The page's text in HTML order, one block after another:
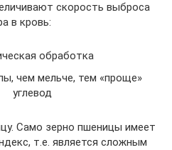
скорость выброса
в кровь:
обработка
чем мельче, тем «проще»
углевод
Само зерно пшеницы имеет
т.е. является сложным